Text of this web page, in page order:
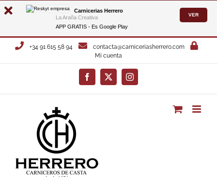
Carnicerias Herrero
La Araña Creativa
APP GRATIS - Es Google Play
VER
Saltar
+34 91 615 58 94
contacta@carniceriasherrero.com
Mi cuenta
Facebook
X Instagram